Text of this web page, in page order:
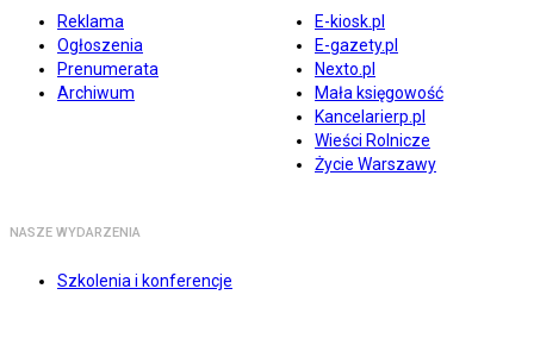
Reklama
Ogłoszenia
Prenumerata
Archiwum
E-kiosk.pl
E-gazety.pl
Nexto.pl
Mała księgowość
Kancelarierp.pl
Wieści Rolnicze
Życie Warszawy
NASZE WYDARZENIA
Szkolenia i konferencje